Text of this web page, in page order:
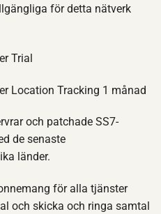
för detta nätverk
Trial
Location Tracking 1 månad
och patchade SS7-
de senaste
länder.
för alla tjänster
och skicka och ringa samtal